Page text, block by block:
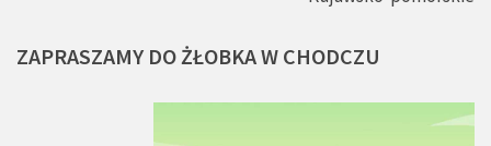
ZAPRASZAMY DO ŻŁOBKAW CHODCZU